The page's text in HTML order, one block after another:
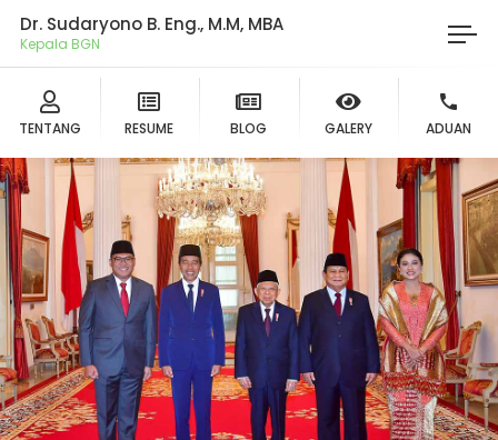
Dr. Sudaryono B. Eng., M.M, MBA
Kepala BGN
TENTANG RESUME BLOG GALERY ADUAN